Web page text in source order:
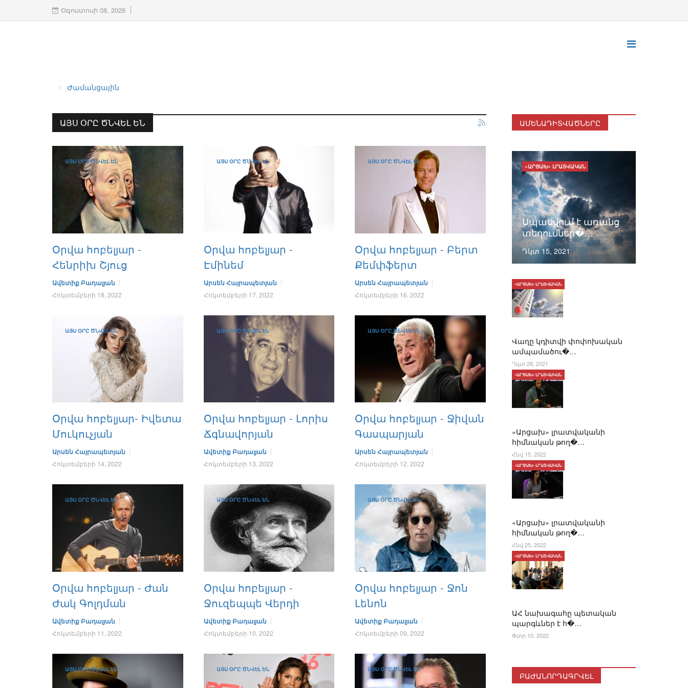
Օգոստոսի 08, 2026
Ժամանցային
ԱՅՍ ՕՐԸ ԾՆՎԵԼ ԵՆ
ԱՅՍ ՕՐԸ ԾՆՎԵԼ ԵՆ
Օրվա հոբելյար -
Հենրիխ Շյուց
Ավետիք Բադալյան
Հոկտեմբերի 18, 2022
ԱՅՍ ՕՐԸ ԾՆՎԵԼ ԵՆ
Օրվա հոբելյար -
Էմինեմ
Արսեն Հայրապետյան
Հոկտեմբերի 17, 2022
ԱՅՍ ՕՐԸ ԾՆՎԵԼ ԵՆ
Օրվա հոբելյար - Բերտ
Քեմփֆերտ
Արսեն Հայրապետյան
Հոկտեմբերի 16, 2022
ԱՅՍ ՕՐԸ ԾՆՎԵԼ ԵՆ
Օրվա հոբելյար- Իվետա
Մուկուչյան
Արսեն Հայրապետյան
Հոկտեմբերի 14, 2022
ԱՅՍ ՕՐԸ ԾՆՎԵԼ ԵՆ
Օրվա հոբելյար - Լորիս
Ճգնավորյան
Ավետիք Բադալյան
Հոկտեմբերի 13, 2022
ԱՅՍ ՕՐԸ ԾՆՎԵԼ ԵՆ
Օրվա հոբելյար - Ջիվան
Գասպարյան
Արսեն Հայրապետյան
Հոկտեմբերի 12, 2022
ԱՅՍ ՕՐԸ ԾՆՎԵԼ ԵՆ
Օրվա հոբելյար - Ժան
Ժակ Գոլդման
Ավետիք Բադալյան
Հոկտեմբերի 11, 2022
ԱՅՍ ՕՐԸ ԾՆՎԵԼ ԵՆ
Օրվա հոբելյար -
Ջուզեպպե Վերդի
Ավետիք Բադալյան
Հոկտեմբերի 10, 2022
ԱՅՍ ՕՐԸ ԾՆՎԵԼ ԵՆ
Օրվա հոբելյար - Ջոն
Լենոն
Ավետիք Բադալյան
Հոկտեմբերի 09, 2022
ԱՅՍ ՕՐԸ ԾՆՎԵԼ ԵՆ ԱՅՍ ՕՐԸ ԾՆՎԵԼ ԵՆ ԱՅՍ ՕՐԸ ԾՆՎԵԼ ԵՆ
ԱՄԵՆԱԴԻՏՎԱԾՆԵՐԸ
Սպասվում է առանց
տեղումներ�…
Դկտ 15, 2021
«ԱՐՑԱԽ» ԼՐԱՏՎԱԿԱՆ
Վաղը կդիտվի փոփոխական
ամպամածու�…
«ԱՐՑԱԽ» ԼՐԱՏՎԱԿԱՆ
Դկտ 28, 2021
«Արցախ» լրատվականի
հիմնական թող�…
«ԱՐՑԱԽ» ԼՐԱՏՎԱԿԱՆ
Հնվ 15, 2022
«Արցախ» լրատվականի
հիմնական թող�…
«ԱՐՑԱԽ» ԼՐԱՏՎԱԿԱՆ
Հնվ 25, 2022
ԱՀ նախագահը պետական
պարգևներ է հ�…
«ԱՐՑԱԽ» ԼՐԱՏՎԱԿԱՆ
Փտր 10, 2022
ԲԱԺԱՆՈՐԴԱԳՐՎԵԼ